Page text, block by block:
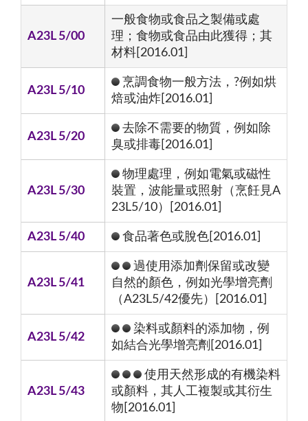
A23L 5/00
一般食物或食品之製備或處
理；食物或食品由此獲得；其
材料[2016.01]
A23L 5/10
烹調食物一般方法，?例如烘
焙或油炸[2016.01]
A23L 5/20
去除不需要的物質，例如除
臭或排毒[2016.01]
A23L 5/30
物理處理，例如電氣或磁性
裝置，波能量或照射（烹飪見A
23L5/10）[2016.01]
A23L 5/40 食品著色或脫色[2016.01]
A23L 5/41
過使用添加劑保留或改變
自然的顏色，例如光學增亮劑
（A23L5/42優先）[2016.01]
A23L 5/42
染料或顏料的添加物，例
如結合光學增亮劑[2016.01]
A23L 5/43
使用天然形成的有機染料
或顏料，其人工複製或其衍生
物[2016.01]